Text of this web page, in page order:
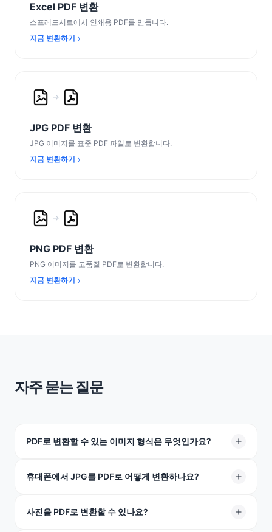
Excel PDF 변환
스프레드시트에서 인쇄용 PDF를 만듭니다.
지금 변환하기
JPG PDF 변환
JPG 이미지를 표준 PDF 파일로 변환합니다.
지금 변환하기
PNG PDF 변환
PNG 이미지를 고품질 PDF로 변환합니다.
지금 변환하기
자주 묻는 질문
PDF로 변환할 수 있는 이미지 형식은 무엇인가요?
저희는 JPG, JPEG 및 기타 이미지 형식의 PDF 변환을 지
휴대폰에서 JPG를 PDF로 어떻게 변환하나요?
브라우저에서 TeraBox JPG 이미지 PDF 변환기를 열고 사
사진을 PDF로 변환할 수 있나요?